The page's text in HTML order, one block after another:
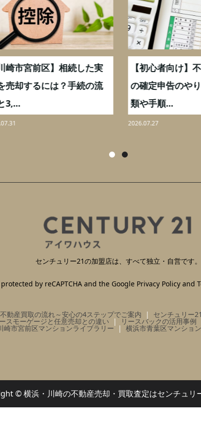
崎市宮前区】相続した実
売却するには？手続の流
3,...
【初心者向け】
の確定申告のや
類や手順...
2026.07.27
センチュリー21の加盟店は、すべて独立・自営です。
by reCAPTCHA and the Google Privacy Policy and
不動産買取の流れ～安心の4ステップでご案内 センチュリー
スモーゲージと任意売却との違い リースバックの活用事例
崎市宮前区マンションライブラリー 横浜市青葉区マンショ
© 横浜・川崎の不動産売却・買取査定はセンチュリ